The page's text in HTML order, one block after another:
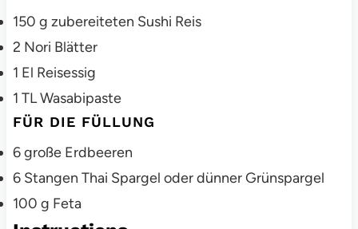
150 g zubereiteten Sushi Reis
2 Nori Blätter
1 El Reisessig
1 TLWasabipaste
FÜR DIE FÜLLUNG
6große Erdbeeren
6 Stangen Thai Spargel oder dünner Grünspargel
100 g Feta